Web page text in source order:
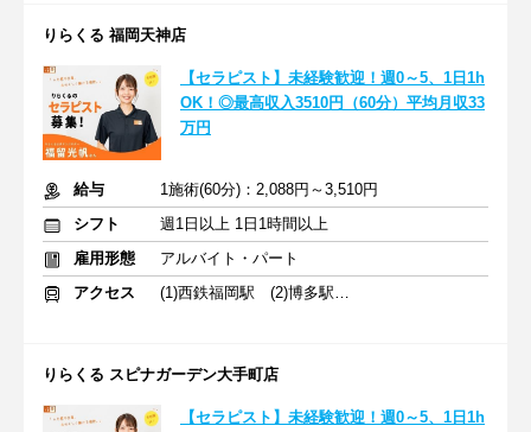
りらくる 福岡天神店
【セラピスト】未経験歓迎！週0～5、1日1h
OK！◎最高収入3510円（60分）平均月収33
万円
給与
1施術(60分)：2,088円～3,510円
シフト
週1日以上 1日1時間以上
雇用形態
アルバイト・パート
アクセス
(1)西鉄福岡駅 (2)博多駅 (3)香春口三萩野駅
りらくる スピナガーデン大手町店
【セラピスト】未経験歓迎！週0～5、1日1h